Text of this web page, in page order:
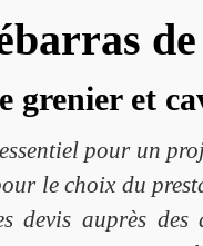
grenier et
pour un
le choix du
devis auprès